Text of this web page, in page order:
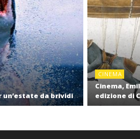
un’estate da brividi
CINEMA
Cinema,
edizione di